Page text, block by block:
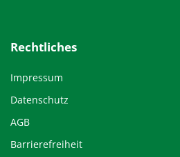
Rechtliches
Impressum
Datenschutz
AGB
Barrierefreiheit